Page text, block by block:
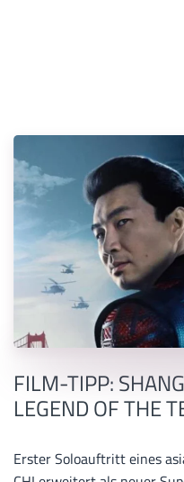
FILM-TIPP:
LEGEND OF THE
Erster Soloauftritt eines